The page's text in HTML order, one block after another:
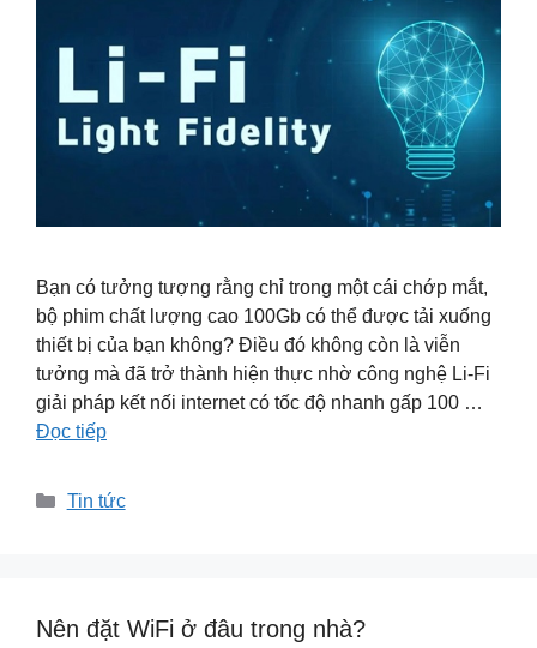
Bạn có tưởng tượng rằng chỉ trong một cái chớp mắt,
bộ phim chất lượng cao 100Gb có thể được tải xuống
thiết bị của bạn không? Điều đó không còn là viễn
tưởng mà đã trở thành hiện thực nhờ công nghệ Li-Fi
giải pháp kết nối internet có tốc độ nhanh gấp 100 …
Đọc tiếp
Danh
Tin tức
Nên đặt WiFi ở đâu trong nhà?